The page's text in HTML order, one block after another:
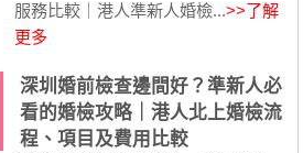
服務比較｜港人準新人婚檢...>>了解
更多
深圳婚前檢查邊間好？準新人必
看的婚檢攻略｜港人北上婚檢流
程、項目及費用比較